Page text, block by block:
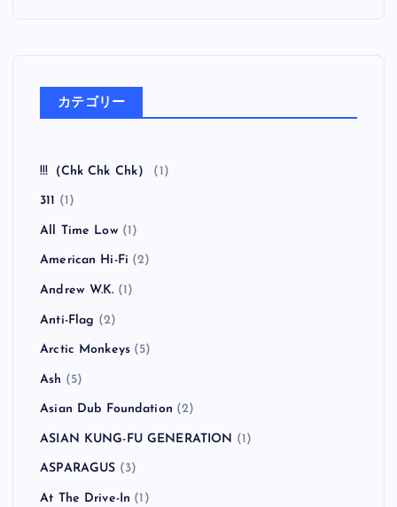
カテゴリー
!!!（Chk Chk Chk） (1)
311 (1)
All Time Low(1)
American Hi-Fi (2)
Andrew W.K. (1)
Anti-Flag (2)
Arctic Monkeys (5)
Ash (5)
Asian Dub Foundation (2)
ASIAN KUNG-FU GENERATION (1)
ASPARAGUS (3)
At The Drive-In (1)